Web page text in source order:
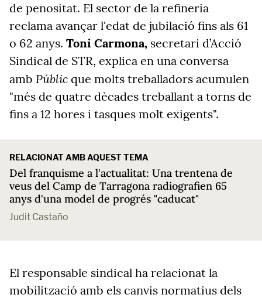
de penositat. El sector de la refineria
reclama avançar l'edat de jubilació fins als 61
o 62 anys. Toni Carmona, secretari d’Acció
Sindical de STR, explica en una conversa
amb Públic que molts treballadors acumulen
"més de quatre dècades treballant a torns de
fins a 12 hores i tasques molt exigents".
RELACIONAT AMB AQUEST TEMA
Del franquisme a l'actualitat: Una trentena de
veus del Camp de Tarragona radiografien 65
anys d'una model de progrés "caducat"
Judit Castaño
El responsable sindical ha relacionat la
mobilització amb els canvis normatius dels